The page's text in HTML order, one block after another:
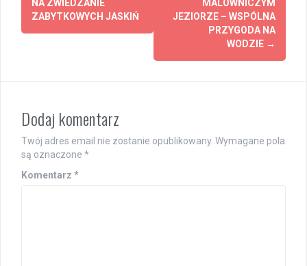
navigation
NA ZWIEDZANIE
ZABYTKOWYCH JASKIŃ
MALOWNICZYM
JEZIORZE – WSPÓLNA
PRZYGODA NA
WODZIE →
Dodaj komentarz
Twój adres email nie zostanie opublikowany. Wymagane pola
są oznaczone *
Komentarz *